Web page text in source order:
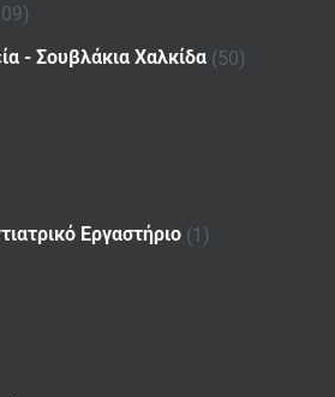
- Σουβλάκια Χαλκίδα (50)
Εργαστήριο (1)